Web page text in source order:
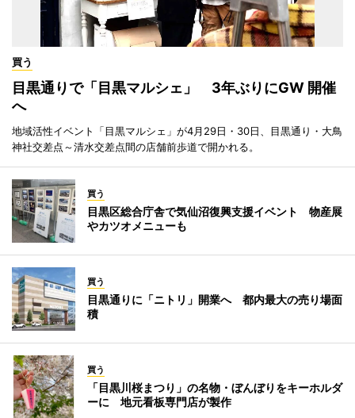
買う
目黒通りで「目黒マルシェ」 3年ぶりにGW 開催
へ
地域活性イベント「目黒マルシェ」が4月29日・30日、目黒通り・大鳥
神社交差点～清水交差点間の店舗前歩道で開かれる。
買う
目黒区総合庁舎で気仙沼復興支援イベント 物産展
やカツオメニューも
買う
目黒通りに「ニトリ」開業へ 都内最大の売り場面
積
買う
「目黒川桜まつり」の名物・ぼんぼりをキーホルダ
ーに 地元看板専門店が製作